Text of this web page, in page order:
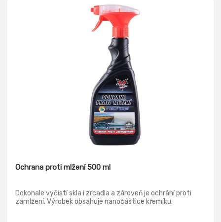
motorových vozidel. Neaplikujte na předměty teplejší než
Ochrana proti mlžení 500 ml
Dokonale vyčistí skla i zrcadla a zároveň je ochrání proti
zamlžení. Výrobek obsahuje nanočástice křemíku.